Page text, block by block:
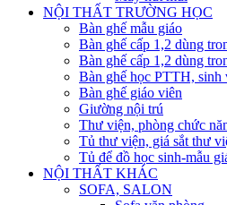
NỘI THẤT TRƯỜNG HỌC
Bàn ghế mẫu giáo
Bàn ghế cấp 1,2 dùng
Bàn ghế cấp 1,2 dùng
Bàn ghế học PTTH, sinh
Bàn ghế giáo viên
Giường nội trú
Thư viện, phòng chức
Tủ thư viện, giá sắt thư
Tủ để đồ học sinh-mẫu
NỘI THẤT KHÁC
SOFA, SALON